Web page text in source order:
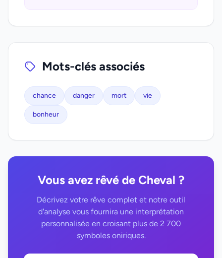
Mots-clés associés
chance danger mort vie
bonheur
Vous avez rêvé de Cheval ?
Décrivez votre rêve complet et notre outil
d'analyse vous fournira une interprétation
personnalisée en croisant plus de 2 700
symboles oniriques.